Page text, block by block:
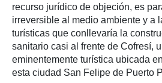
recurso jurídico de objeción, es
irreversible al medio ambiente y a
turísticas que conllevaría la
sanitario casi al frente de Cofresí,
eminentemente turística ubicada
esta ciudad San Felipe de Puerto